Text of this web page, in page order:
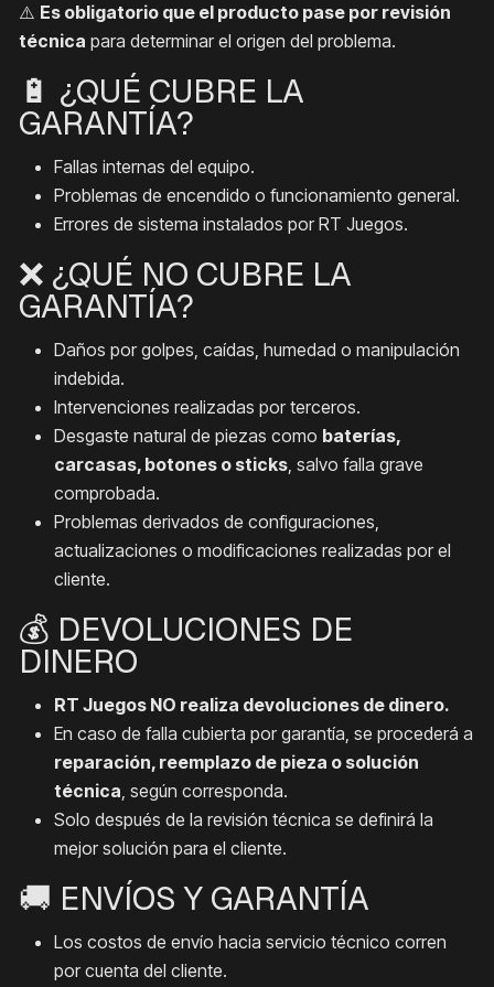
⚠️ Es obligatorio que el producto pase por revisión
técnica para determinar el origen del problema.
🔋 ¿QUÉ CUBRE LA
GARANTÍA?
Fallas internas del equipo.
Problemas de encendido o funcionamiento general.
Errores de sistema instalados por RT Juegos.
❌ ¿QUÉ NO CUBRE LA
GARANTÍA?
Daños por golpes, caídas, humedad o manipulación
indebida.
Intervenciones realizadas por terceros.
Desgaste natural de piezas como baterías,
carcasas, botones o sticks, salvo falla grave
comprobada.
Problemas derivados de configuraciones,
actualizaciones o modificaciones realizadas por el
cliente.
💰 DEVOLUCIONES DE
DINERO
RT Juegos NO realiza devoluciones de dinero.
En caso de falla cubierta por garantía, se procederá a
reparación, reemplazo de pieza o solución
técnica, según corresponda.
Solo después de la revisión técnica se definirá la
mejor solución para el cliente.
🚚 ENVÍOS Y GARANTÍA
Los costos de envío hacia servicio técnico corren
por cuenta del cliente.